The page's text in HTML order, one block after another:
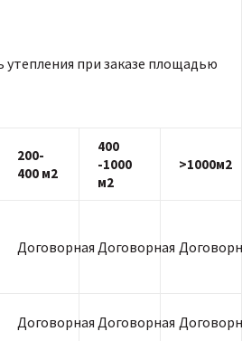
утепления при заказе площадью
200-
400 м2
400
-1000
м2
>1000м2
Договорная Договорная
Договорная Договорная